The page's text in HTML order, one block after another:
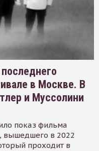
в Москве. В
и Муссолини
показ фильма
вышедшего в 2022
проходит в